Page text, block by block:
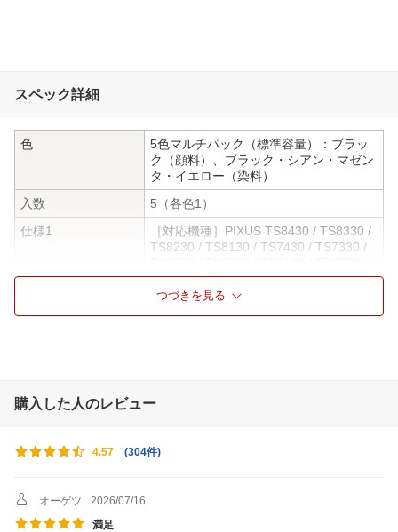
スペック詳細
色
5色マルチパック（標準容量）：ブラッ
ク（顔料）、ブラック・シアン・マゼン
タ・イエロー（染料）
入数
5（各色1）
仕様1
［対応機種］PIXUS TS8430 / TS8330 /
TS8230 / TS8130 / TS7430 / TS7330 /
TR9530 / TR8630 / TR8630a / TR8530 /
TR7530 / TR703 / TR703a
つづきを見る
購入した人のレビュー
4.57 (304件)
オーゲツ
2026/07/16
満足